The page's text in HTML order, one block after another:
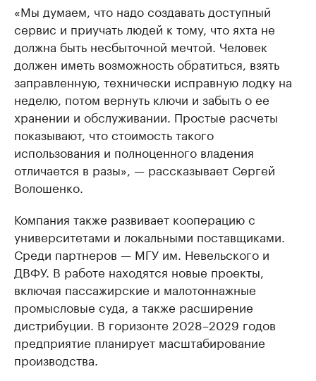
«Мы думаем, что надо создавать доступный
сервис и приучать людей к тому, что яхта не
должна быть несбыточной мечтой. Человек
должен иметь возможность обратиться, взять
заправленную, технически исправную лодку на
неделю, потом вернуть ключи и забыть о ее
хранении и обслуживании. Простые расчеты
показывают, что стоимость такого
использования и полноценного владения
отличается в разы», — рассказывает Сергей
Волошенко.
Компания также развивает кооперацию с
университетами и локальными поставщиками.
Среди партнеров — МГУ им. Невельского и
ДВФУ. В работе находятся новые проекты,
включая пассажирские и малотоннажные
промысловые суда, а также расширение
дистрибуции. В горизонте 2028–2029 годов
предприятие планирует масштабирование
производства.